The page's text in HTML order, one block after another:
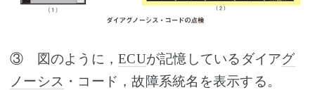
③ 図のように， ECUが記憶しているダイアグ
ノーシス ・コード，故障系統名を表示する。